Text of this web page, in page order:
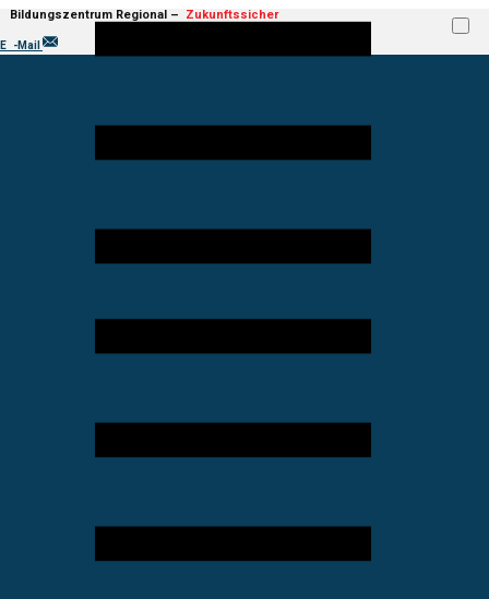
Bildungs​ze​ntru​m Regional –
Zukun​ft​ssic​her
mit uns!
E -Mail